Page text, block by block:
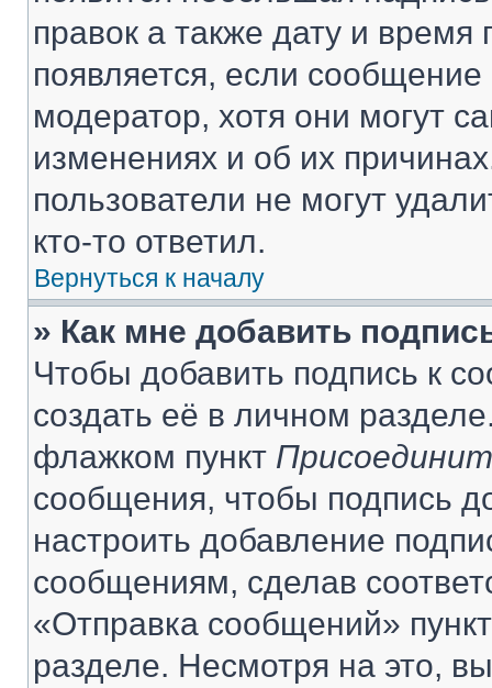
правок а также дату и
появляется, если
модератор, хотя они могут
изменениях и об их
пользователи не могут
кто-то ответил.
Вернуться к началу
» Как мне добавить
Чтобы добавить подпись к
создать её в личном
флажком пункт
сообщения, чтобы подпись
настроить добавление
сообщениям, сделав
«Отправка сообщений»
разделе. Несмотря на это,